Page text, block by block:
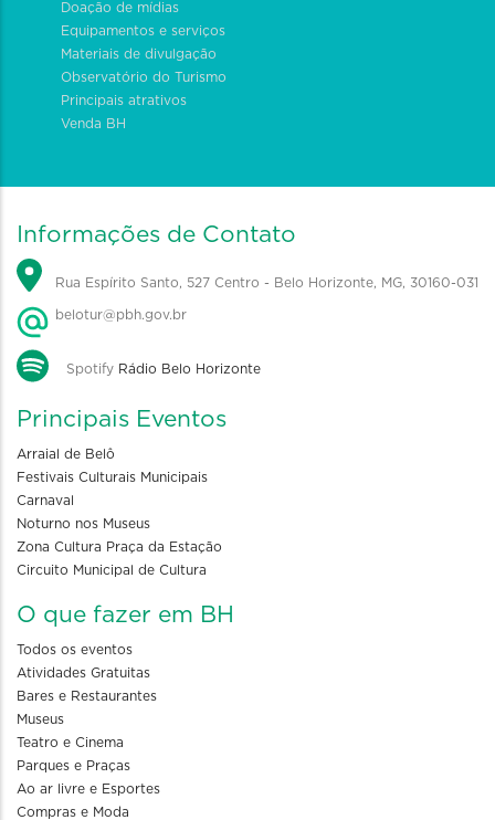
Doação de mídias
Equipamentos e serviços
Materiais de divulgação
Observatório do Turismo
Principais atrativos
Venda BH
Informações de Contato
Rua Espírito Santo, 527 Centro - Belo Horizonte, MG, 30160-031
belotur@pbh.gov.br
Spotify Rádio Belo Horizonte
Principais Eventos
Arraial de Belô
Festivais Culturais Municipais
Carnaval
Noturno nos Museus
Zona Cultura Praça da Estação
Circuito Municipal de Cultura
O que fazer em BH
Todos os eventos
Atividades Gratuitas
Bares e Restaurantes
Museus
Teatro e Cinema
Parques e Praças
Ao ar livre e Esportes
Compras e Moda